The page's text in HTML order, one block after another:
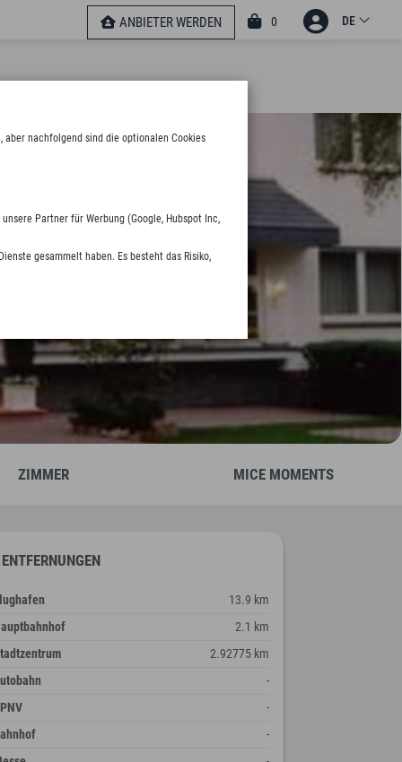
aber nachfolgend sind die optionalen Cookies
Partner für Werbung (Google, Hubspot Inc,
gesammelt haben. Es besteht das Risiko,
ANBIETER WERDEN 0 DE
ZIMMER MICE MOMENTS
ENTFERNUNGEN
13.9 km
2.1 km
2.92775 km
-
-
-